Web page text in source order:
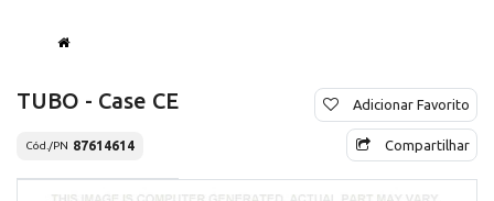
TUBO - Case CE
Cód./PN 87614614
Adicionar Favorito
Compartilhar